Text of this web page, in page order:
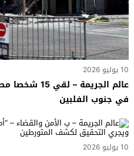
10 يوليو 2026
عالم الجريمة
في جنوب الفلبين
10 يوليو 2026